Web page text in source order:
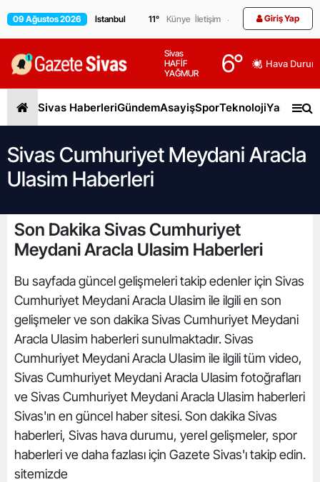
09 Ağustos 2026 11° Künye İletişim Giriş Yap
Sivas
HAFİF
YAĞMUR
6° Hava
Sivas HaberleriGündemAsayişSporTeknolojiYaşam
Sivas Cumhuriyet Meydani Aracla
Ulasim Haberleri
Son Dakika Sivas Cumhuriyet
Meydani Aracla Ulasim Haberleri
Bu sayfada güncel gelişmeleri takip edenler için Sivas
Cumhuriyet Meydani Aracla Ulasim ile ilgili en son
gelişmeler ve son dakika Sivas Cumhuriyet Meydani
Aracla Ulasim haberleri sunulmaktadır. Sivas
Cumhuriyet Meydani Aracla Ulasim ile ilgili tüm video,
Sivas Cumhuriyet Meydani Aracla Ulasim fotoğrafları
ve Sivas Cumhuriyet Meydani Aracla Ulasim haberleri
Sivas'ın en güncel haber sitesi. Son dakika Sivas
haberleri, Sivas hava durumu, yerel gelişmeler, spor
haberleri ve daha fazlası için Gazete Sivas'ı takip edin.
sitemizde